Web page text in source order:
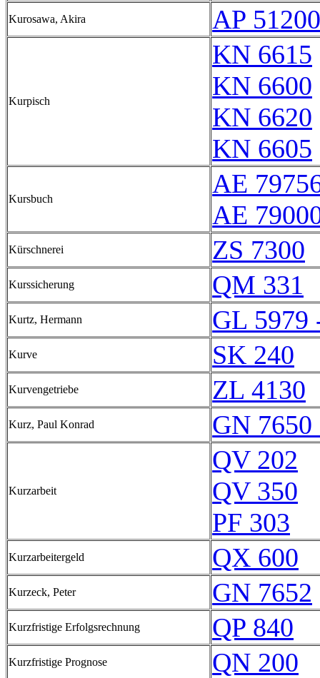
Kurosawa, Akira AP 51200
Kurpisch
KN 6615
KN 6600
KN 6620
KN 6605
Kursbuch
AE
AE
Kürschnerei ZS 7300
Kurssicherung QM 331
Kurtz, Hermann GL 5979
Kurve SK 240
Kurvengetriebe ZL 4130
Kurz, Paul Konrad GN
Kurzarbeit
QV 202
QV 350
PF 303
Kurzarbeitergeld QX 600
Kurzeck, Peter GN 7652
Kurzfristige Erfolgsrechnung QP 840
Kurzfristige Prognose QN 200